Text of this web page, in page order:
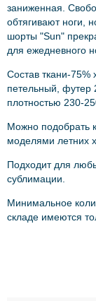
заниженная.
обтягивают ноги,
шорты "Sun"
для ежедневного
Состав ткани-75%
петельный, футер
плотностью 230-
Можно подобрать
моделями летних
Подходит для
сублимации.
Минимальное
складе имеются